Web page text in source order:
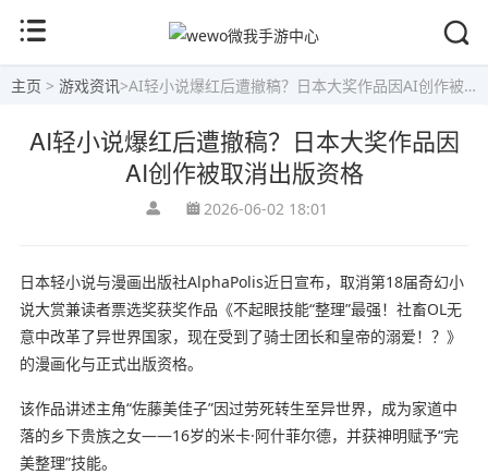
主页 > 游戏资讯>AI轻小说爆红后遭撤稿？日本大奖作品因AI创作被取消出版资格
AI轻小说爆红后遭撤稿？日本大奖作品因
AI创作被取消出版资格
2026-06-02 18:01
日本轻小说与漫画出版社AlphaPolis近日宣布，取消第18届奇幻小
说大赏兼读者票选奖获奖作品《不起眼技能“整理”最强！社畜OL无
意中改革了异世界国家，现在受到了骑士团长和皇帝的溺爱！？》
的漫画化与正式出版资格。
该作品讲述主角“佐藤美佳子”因过劳死转生至异世界，成为家道中
落的乡下贵族之女——16岁的米卡·阿什菲尔德，并获神明赋予“完
美整理”技能。